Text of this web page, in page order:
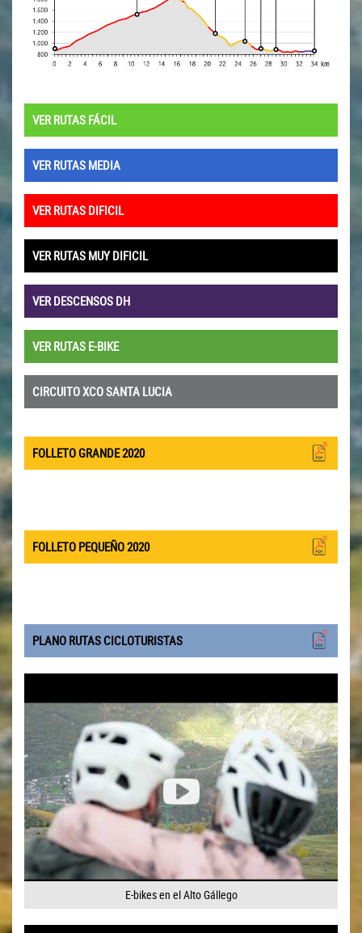
VER RUTAS FÁCIL
VER RUTAS MEDIA
VER RUTAS DIFICIL
VER RUTAS MUY DIFICIL
VER DESCENSOS DH
VER RUTAS E-BIKE
CIRCUITO XCO SANTA LUCIA
FOLLETO GRANDE 2020
FOLLETO PEQUEÑO 2020
PLANO RUTAS CICLOTURISTAS
E-bikes en el Alto Gállego